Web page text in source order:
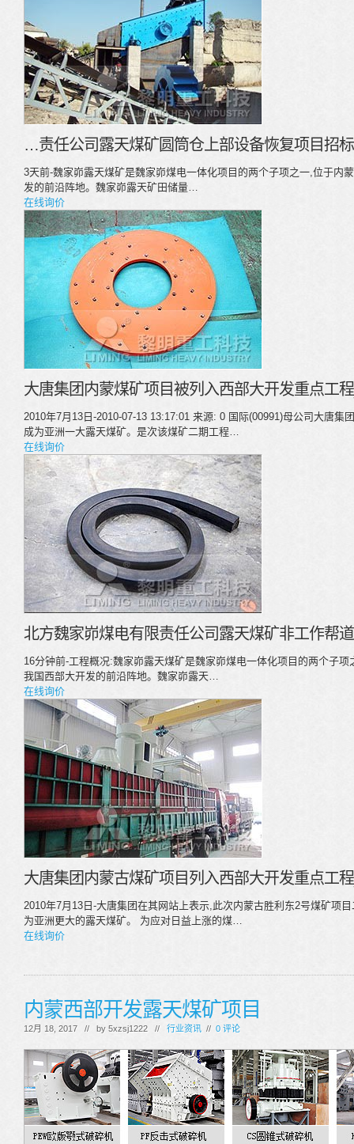
…责任公司露天煤矿圆筒仓上部设备恢复项目招
3天前-魏家峁露天煤矿是魏家峁煤电一体化项目的两个子项之一,位于内
发的前沿阵地。魏家峁露天矿田储量…
在线询价
大唐集团内蒙煤矿项目被列入西部大开发重点工
2010年7月13日-2010-07-13 13:17:01 来源: 0 国际(00991)母公司大唐
成为亚洲一大露天煤矿。是次该煤矿二期工程…
在线询价
北方魏家峁煤电有限责任公司露天煤矿非工作帮
16分钟前-工程概况:魏家峁露天煤矿是魏家峁煤电一体化项目的两个子
我国西部大开发的前沿阵地。魏家峁露天…
在线询价
大唐集团内蒙古煤矿项目列入西部大开发重点工
2010年7月13日-大唐集团在其网站上表示,此次内蒙古胜利东2号煤矿项
为亚洲更大的露天煤矿。 为应对日益上涨的煤…
在线询价
内蒙西部开发露天煤矿项目
12月 18, 2017 // by 5xzsj1222 // 行业资讯 // 0 评论